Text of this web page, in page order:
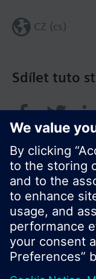
Sdílet tuto
CZ (cs)
© Siemens
Portfolio výrobků